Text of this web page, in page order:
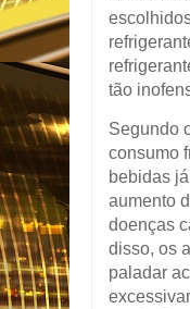
tão
Segundo
consumo
bebidas
aumento
doenças
disso, os
paladar